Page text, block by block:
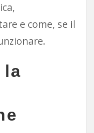
e come, se il
la